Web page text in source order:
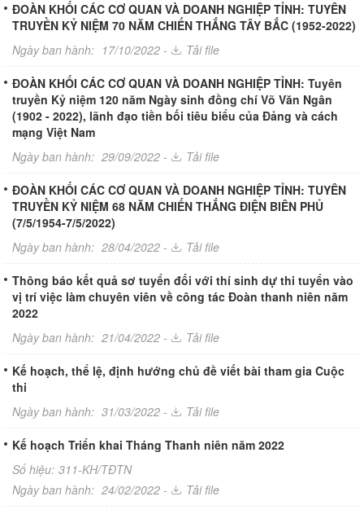
ĐOÀN KHỐI CÁC CƠ QUAN VÀ DOANH NGHIỆP TỈNH: TUYÊN
TRUYỀN KỶ NIỆM 70 NĂM CHIẾN THẮNG TÂY BẮC (1952-2022)
Ngày ban hành: 17/10/2022 - Tải file
ĐOÀN KHỐI CÁC CƠ QUAN VÀ DOANH NGHIỆP TỈNH: Tuyên
truyền Kỷ niệm 120 năm Ngày sinh đồng chí Võ Văn Ngân
(1902 - 2022), lãnh đạo tiền bối tiêu biểu của Đảng và cách
mạng Việt Nam
Ngày ban hành: 29/09/2022 - Tải file
ĐOÀN KHỐI CÁC CƠ QUAN VÀ DOANH NGHIỆP TỈNH: TUYÊN
TRUYỀN KỶ NIỆM 68 NĂM CHIẾN THẮNG ĐIỆN BIÊN PHỦ
(7/5/1954-7/5/2022)
Ngày ban hành: 28/04/2022 - Tải file
Thông báo kết quả sơ tuyển đối với thí sinh dự thi tuyển vào
vị trí việc làm chuyên viên về công tác Đoàn thanh niên năm
2022
Ngày ban hành: 21/04/2022 - Tải file
Kế hoạch, thể lệ, định hướng chủ đề viết bài tham gia Cuộc
thi
Ngày ban hành: 31/03/2022 - Tải file
Kế hoạch Triển khai Tháng Thanh niên năm 2022
Số hiệu: 311-KH/TĐTN
Ngày ban hành: 24/02/2022 - Tải file